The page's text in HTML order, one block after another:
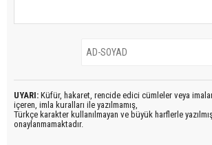
UYARI: Küfür, hakaret, rencide edici cümleler veya
içeren, imla kuralları ile yazılmamış,
Türkçe karakter kullanılmayan ve büyük harflerle
onaylanmamaktadır.